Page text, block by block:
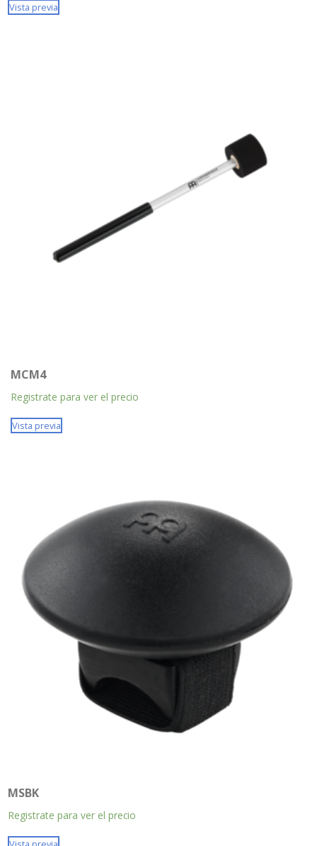
Vista previa
MCM4
Registrate para ver el precio
Vista previa
MSBK
Registrate para ver el precio